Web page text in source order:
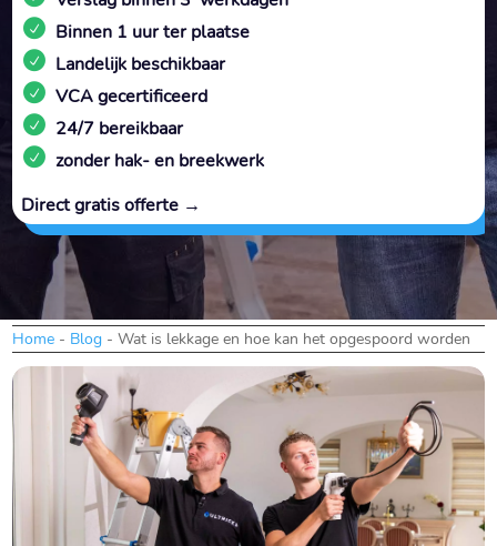
Binnen 1 uur ter plaatse
Landelijk beschikbaar
VCA gecertificeerd
24/7 bereikbaar
zonder hak- en breekwerk
Direct gratis offerte →
Home - Blog -Wat is lekkage en hoe kan het opgespoord worden